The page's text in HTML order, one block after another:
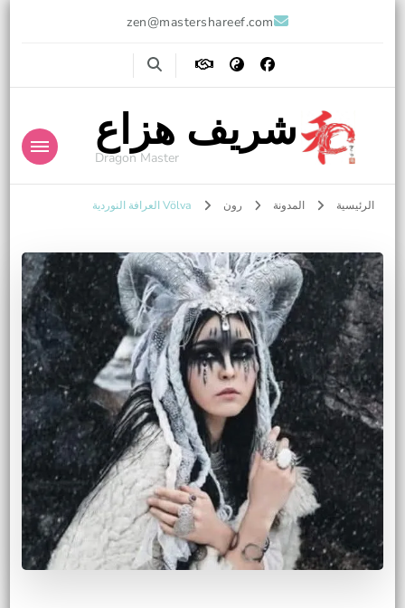
zen@mastershareef.com
شريف هزاع
Dragon Master
الرئيسية المدونة رون Völva العرافة النوردية